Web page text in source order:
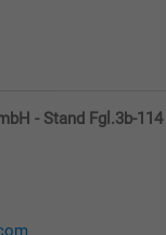
- Stand Fgl.3b-114